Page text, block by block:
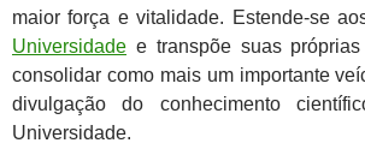
maior força e vitalidade. Estende-se
Universidade e transpõe suas
consolidar como mais um importante
divulgação do conhecimento
Universidade.